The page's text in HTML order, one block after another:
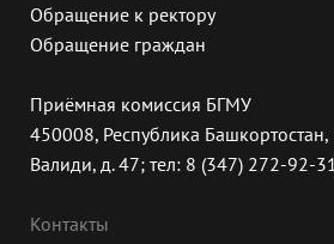
Обращение к ректору
Обращение граждан
Приёмная комиссия БГМУ
450008, Республика Башкортостан,
Валиди, д. 47; тел: 8 (347) 272-92-31
Контакты